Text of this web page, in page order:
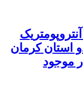
استان کرمان
موجود